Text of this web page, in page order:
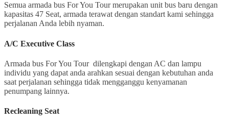
Semua armada bus For You Tour merupakan unit bus baru dengan
kapasitas 47 Seat, armada terawat dengan standart kami sehingga
perjalanan Anda lebih nyaman.
A/C Executive Class
Armada bus For You Tour dilengkapi dengan AC dan lampu
individu yang dapat anda arahkan sesuai dengan kebutuhan anda
saat perjalanan sehingga tidak mengganggu kenyamanan
penumpang lainnya.
Recleaning Seat